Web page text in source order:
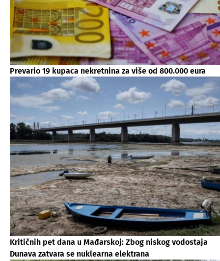
Prevario 19 kupaca nekretnina za više od 800.000 eura
Kritičnih pet dana u Mađarskoj: Zbog niskog vodostaja
Dunava zatvara se nuklearna elektrana